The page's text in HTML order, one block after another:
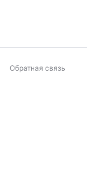
Обратная связь